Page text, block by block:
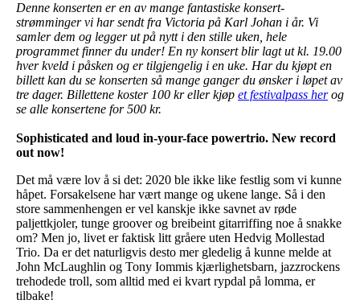
Denne konserten er en av mange fantastiske konsert-
strømminger vi har sendt fra Victoria på Karl Johan i år. Vi
samler dem og legger ut på nytt i den stille uken, hele
programmet finner du under! En ny konsert blir lagt ut kl. 19.00
hver kveld i påsken og er tilgjengelig i en uke. Har du kjøpt en
billett kan du se konserten så mange ganger du ønsker i løpet av
tre dager. Billettene koster 100 kr eller kjøp et festivalpass herog
se alle konsertene for 500 kr.
Sophisticated and loud in-your-face powertrio. New record
out now!
Det må være lov å si det: 2020 ble ikke like festlig som vi kunne
håpet. Forsakelsene har vært mange og ukene lange. Så i den
store sammenhengen er vel kanskje ikke savnet av røde
paljettkjoler, tunge groover og breibeint gitarriffing noe å snakke
om? Men jo, livet er faktisk litt gråere uten Hedvig Mollestad
Trio. Da er det naturligvis desto mer gledelig å kunne melde at
John McLaughlin og Tony Iommis kjærlighetsbarn, jazzrockens
trehodede troll, som alltid med ei kvart rypdal på lomma, er
tilbake!